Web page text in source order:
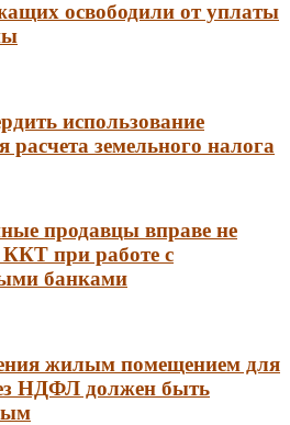
освободили от уплаты
использование
расчета земельного налога
продавцы вправе не
при работе с
банками
жилым помещением для
НДФЛ должен быть